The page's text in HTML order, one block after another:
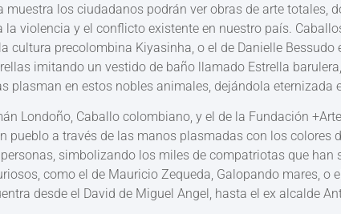
muestra los ciudadanos podrán ver obras de arte totales,
violencia y el conflicto existente en nuestro país.
cultura precolombina Kiyasinha, o el de Danielle Bessudo
imitando un vestido de baño llamado Estrella
plasman en estos nobles animales, dejándola eternizada
Londoño, Caballo colombiano, y el de la Fundación
pueblo a través de las manos plasmadas con los colores
simbolizando los miles de compatriotas que
como el de Mauricio Zequeda, Galopando mares, o
desde el David de Miguel Angel, hasta el ex alcalde